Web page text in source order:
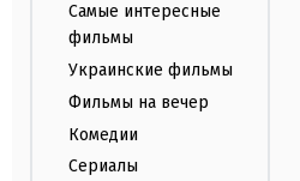
Самые интересные
фильмы
Украинские фильмы
Фильмы на вечер
Комедии
Сериалы